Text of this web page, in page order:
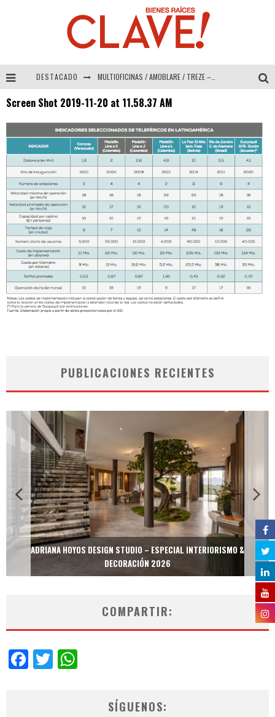
DESTACADO MULTIOFICINAS / AMOBLARE / TREZE – Especial Interiorismo & Decoración 2026
COLINEAL – Especial Interiorismo & Decoración 2026
ADRIANA HOYOS DESIGN STUDIO – Especial Interiorismo & Decoración 2026
Screen Shot 2019-11-20 at 11.58.37 AM
PUBLICACIONES RECIENTES
ADRIANA HOYOS DESIGN STUDIO – ESPECIAL INTERIORISMO &
DECORACIÓN 2026
COMPARTIR:
Facebook
Twitter
SÍGUENOS: